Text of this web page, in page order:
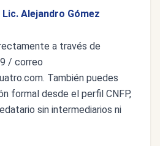
Alejandro Gómez
a través de
/ correo
. También puedes
formal desde el perfil CNFP,
sin intermediarios ni